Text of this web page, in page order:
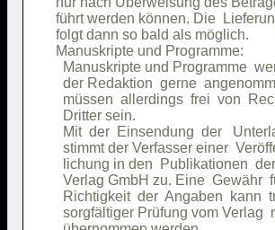
führt werden können. Die
folgt dann so bald als möglich.
Manuskripte und
Manuskripte und Programme
der Redaktion  gerne
müssen  allerdings  frei  von
  Dritter sein.
Mit  der  Einsendung  der
stimmt der Verfasser einer
lichung in den  Publikationen
Verlag GmbH zu. Eine  Gewähr
Richtigkeit  der  Angaben  kann
sorgfältiger Prüfung vom Verlag